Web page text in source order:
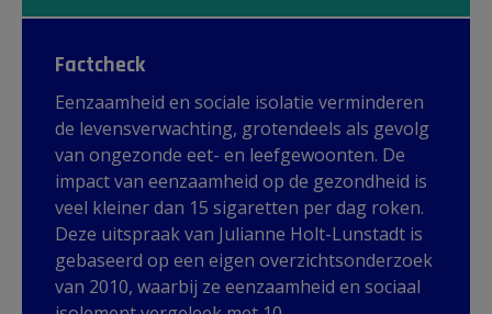
Factcheck
Eenzaamheid en sociale isolatie verminderen
de levensverwachting, grotendeels als gevolg
van ongezonde eet- en leefgewoonten. De
impact van eenzaamheid op de gezondheid is
veel kleiner dan 15 sigaretten per dag roken.
Deze uitspraak van Julianne Holt-Lunstadt is
gebaseerd op een eigen overzichtsonderzoek
van 2010, waarbij ze eenzaamheid en sociaal